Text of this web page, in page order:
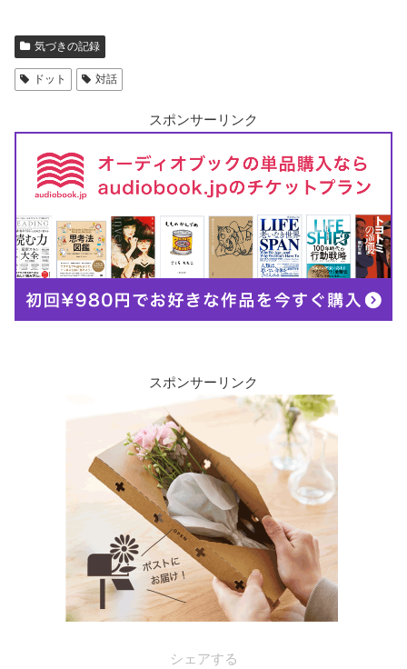
気づきの記録
ドット 対話
スポンサーリンク
スポンサーリンク
シェアする